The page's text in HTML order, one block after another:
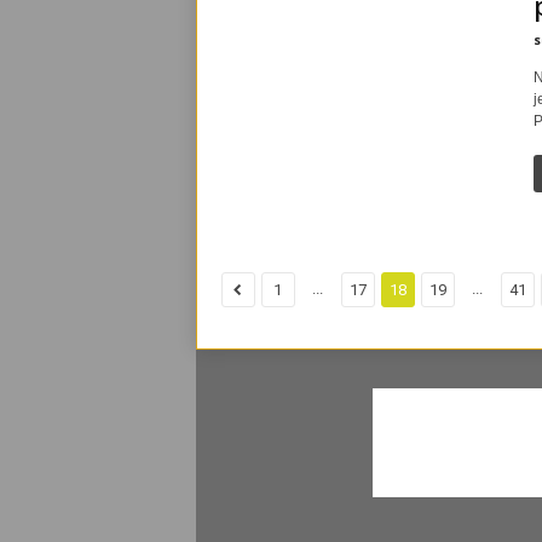
1 ... 17 18 19 ... 41